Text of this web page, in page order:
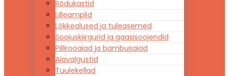
Rõdukastid
Lilleamplid
Lõkkealused ja tuleasemed
Soojuskiirgurid ja gaasisoojendid
Pillirooaiad ja bambusaiad
Aiavalgustid
Tuulekellad